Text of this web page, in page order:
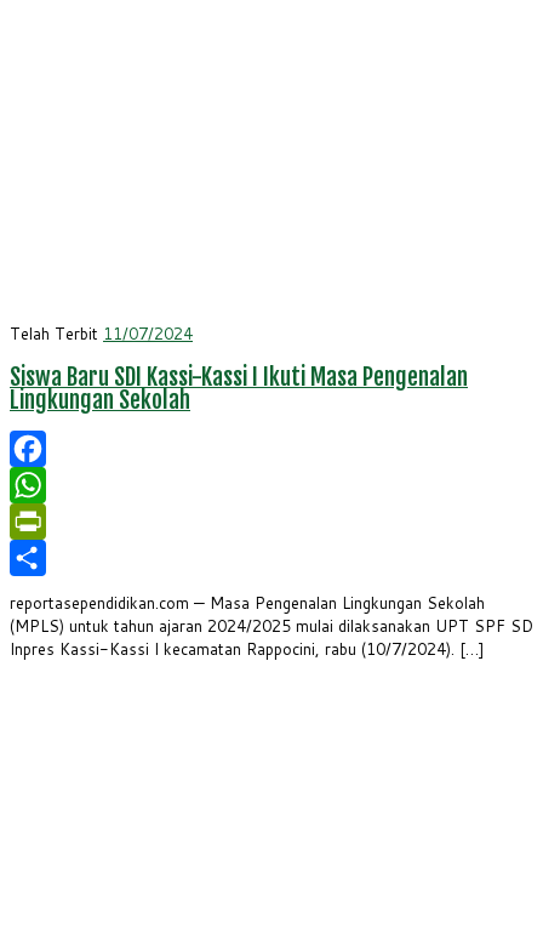
Telah Terbit 11/07/2024
Siswa Baru SDI Kassi-Kassi I Ikuti Masa Pengenalan
Lingkungan Sekolah
Facebook
WhatsApp
PrintFriendly
Share
reportasependidikan.com — Masa Pengenalan Lingkungan Sekolah
(MPLS) untuk tahun ajaran 2024/2025 mulai dilaksanakan UPT SPF SD
Inpres Kassi-Kassi I kecamatan Rappocini, rabu (10/7/2024). […]